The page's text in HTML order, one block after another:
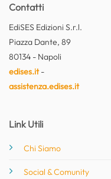
Contatti
EdiSES Edizioni S.r.l.
Piazza Dante, 89
80134 - Napoli
edises.it-
assistenza.edises.it
Link Utili
Chi Siamo
Social & Comunity